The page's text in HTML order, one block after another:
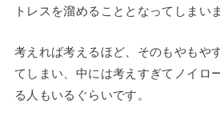
トレスを溜めることとなってしまいま
考えれば考えるほど、そのもやもや
てしまい、中には考えすぎてノイロ
る人もいるぐらいです。